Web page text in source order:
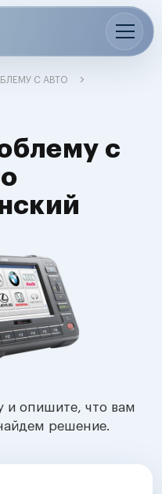
С АВТО
с
и опишите, что вам
решение.